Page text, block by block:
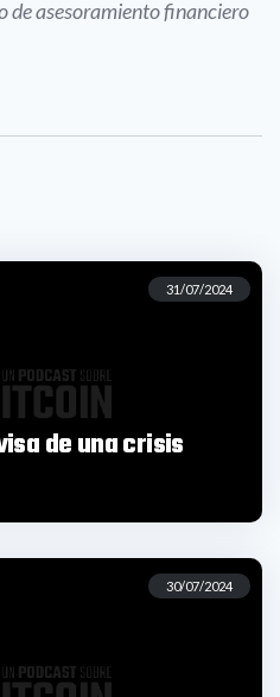
de asesoramiento financiero
31/07/2024
de una crisis
30/07/2024